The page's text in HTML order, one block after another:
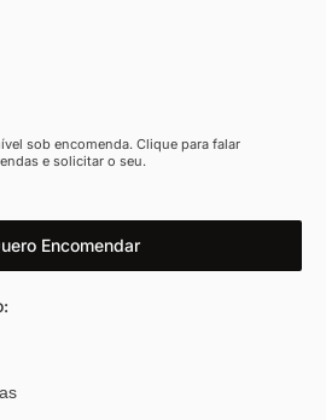
sob encomenda. Clique para falar
e solicitar o seu.
Encomendar